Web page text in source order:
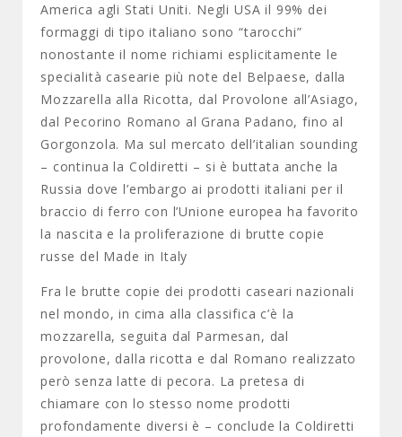
America agli Stati Uniti. Negli USA il 99% dei
formaggi di tipo italiano sono “tarocchi”
nonostante il nome richiami esplicitamente le
specialità casearie più note del Belpaese, dalla
Mozzarella alla Ricotta, dal Provolone all’Asiago,
dal Pecorino Romano al Grana Padano, fino al
Gorgonzola. Ma sul mercato dell’italian sounding
– continua la Coldiretti – si è buttata anche la
Russia dove l’embargo ai prodotti italiani per il
braccio di ferro con l’Unione europea ha favorito
la nascita e la proliferazione di brutte copie
russe del Made in Italy
Fra le brutte copie dei prodotti caseari nazionali
nel mondo, in cima alla classifica c’è la
mozzarella, seguita dal Parmesan, dal
provolone, dalla ricotta e dal Romano realizzato
però senza latte di pecora. La pretesa di
chiamare con lo stesso nome prodotti
profondamente diversi è – conclude la Coldiretti